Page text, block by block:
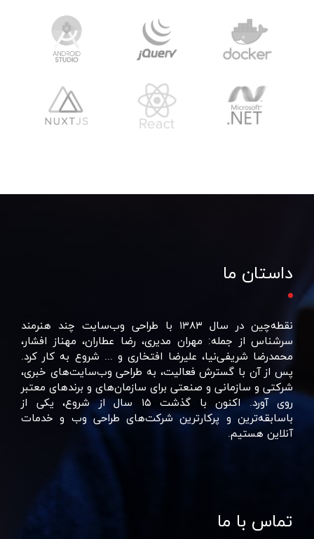
داستان ما
نقطه‌چین در سال ۱۳۸۳ با طراحی وب‌سایت چند هنرمند
سرشناس از جمله: مهران مدیری، رضا عطاران، مهناز افشار،
محمدرضا شریفی‌نیا، علیرضا افتخاری و ... شروع به کار کرد.
پس از آن با گسترش فعالیت، به طراحی وب‌سایت‌های خبری،
شرکتی و سازمانی و صنعتی برای سازمان‌های و برند‌های معتبر
روی آورد. اکنون با گذشت ۱۵ سال از شروع، یکی از
باسابقه‌ترین و پرکارترین شرکت‌های طراحی وب و خدمات
آنلاین هستیم.
تماس با ما